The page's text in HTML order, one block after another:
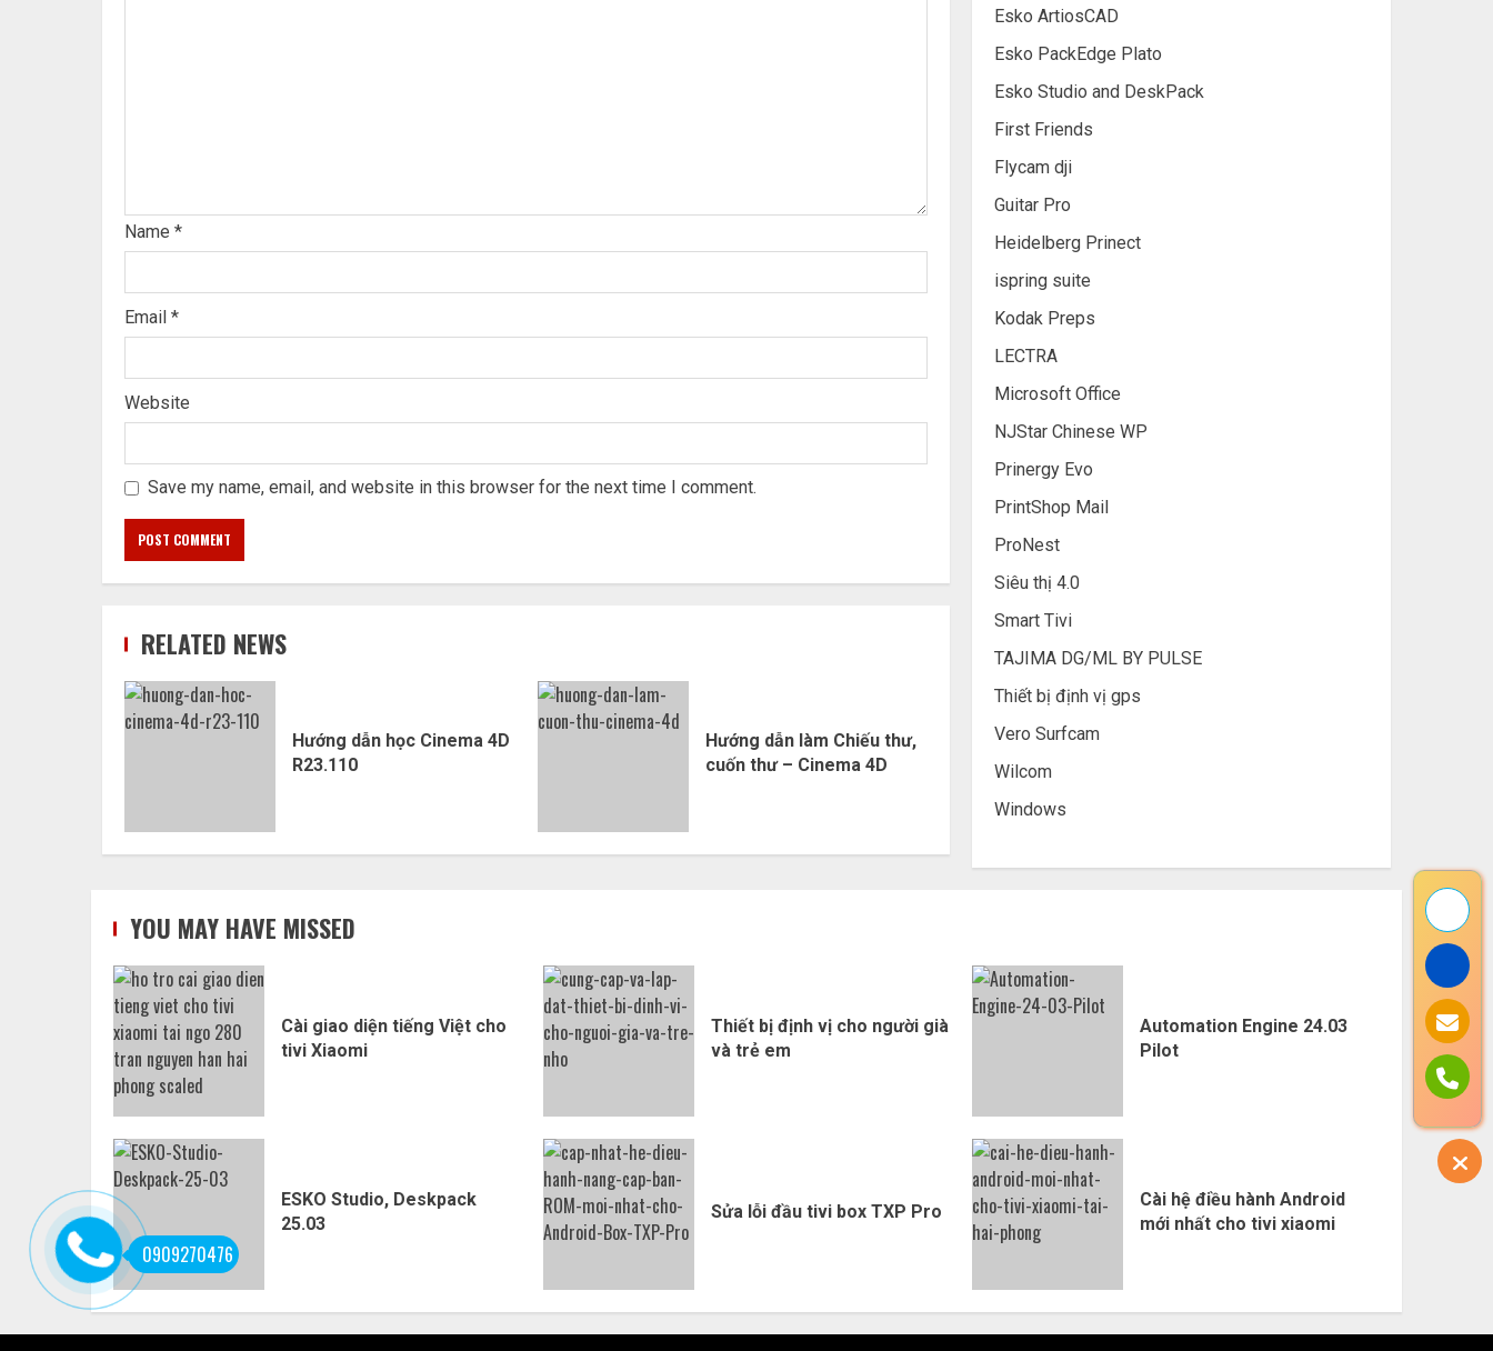
Name *
Email *
Website
Save my name, email, and website in this browser for the next time I comment.
RELATED NEWS
Hướng dẫn học Cinema 4D
R23.110
Hướng dẫn làm Chiếu thư,
cuốn thư – Cinema 4D
Esko ArtiosCAD
Esko PackEdge Plato
Esko Studio and DeskPack
First Friends
Flycam dji
Guitar Pro
Heidelberg Prinect
ispring suite
Kodak Preps
LECTRA
Microsoft Office
NJStar Chinese WP
Prinergy Evo
PrintShop Mail
ProNest
Siêu thị 4.0
Smart Tivi
TAJIMA DG/ML BY PULSE
Thiết bị định vị gps
Vero Surfcam
Wilcom
Windows
YOU MAY HAVE MISSED
Cài giao diện tiếng Việt cho
tivi Xiaomi
Thiết bị định vị cho người già
và trẻ em
Automation Engine 24.03
Pilot
ESKO Studio, Deskpack
25.03
Sửa lỗi đầu tivi box TXP Pro
Cài hệ điều hành Android
mới nhất cho tivi xiaomi
0909270476